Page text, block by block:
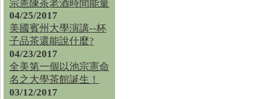
宗憲陳茶老酒時間能量
04/25/2017
美國賓州大學演講--杯
子品茶還能說什麼?
04/23/2017
全美第一個以池宗憲命
名之大學茶館誕生！
03/12/2017